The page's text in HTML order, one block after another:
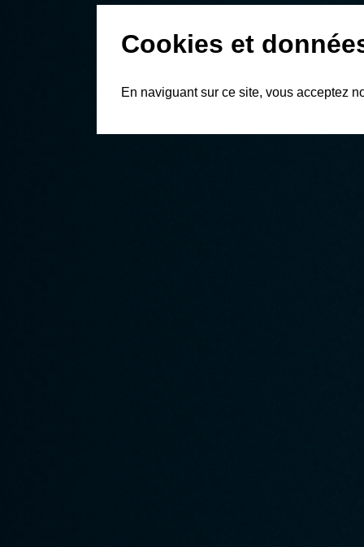
Cookies et
En naviguant sur ce site, vous acceptez